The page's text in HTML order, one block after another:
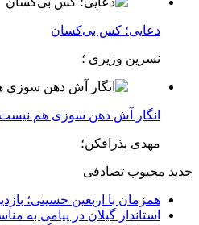
دعایی؛ کس بی‌کسان
نسرین وزیری ؛
انگار آش دهن سوزی هم
مهدی بذرافکن؛
جدید محبوب تصادفی
همزمان با اربعین حسینی؛
استاندار گیلان در پیامی به